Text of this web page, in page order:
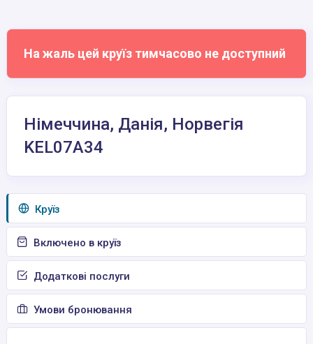
На жаль цей круїз тимчасово не доступний
Німеччина, Данія, Норвегія
KEL07A34
Круїз
Включено в круїз
Додаткові послуги
Умови бронювання